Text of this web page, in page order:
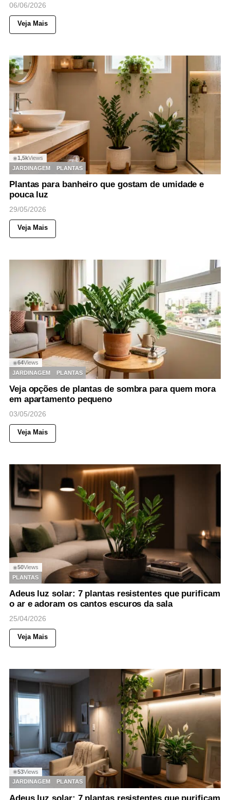
06/06/2026
Veja Mais
◉1,5kViews
JARDINAGEM
PLANTAS
Plantas para banheiro que gostam de umidade e
pouca luz
29/05/2026
Veja Mais
◉64Views
JARDINAGEM
PLANTAS
Veja opções de plantas de sombra para quem mora
em apartamento pequeno
03/05/2026
Veja Mais
◉50Views
PLANTAS
Adeus luz solar: 7 plantas resistentes que purificam
o ar e adoram os cantos escuros da sala
25/04/2026
Veja Mais
◉53Views
JARDINAGEM
PLANTAS